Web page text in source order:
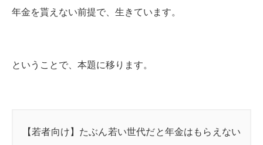
年金を貰えない前提で、生きています。
ということで、本題に移ります。
【若者向け】たぶん若い世代だと年金はもらえない